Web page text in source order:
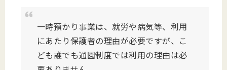
一時預かり事業は、就労や病気等、利用
にあたり保護者の理由が必要ですが、 こ
ども誰でも通園制度では利用の理由は必